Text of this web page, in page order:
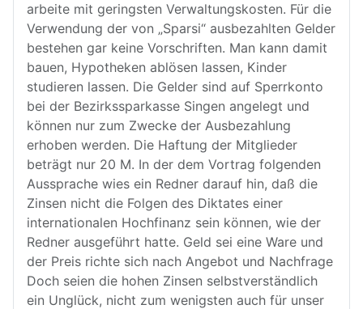
arbeite mit geringsten Verwaltungskosten. Für die
Verwendung der von „Sparsi“ ausbezahlten Gelder
bestehen gar keine Vorschriften. Man kann damit
bauen, Hypotheken ablösen lassen, Kinder
studieren lassen. Die Gelder sind auf Sperrkonto
bei der Bezirkssparkasse Singen angelegt und
können nur zum Zwecke der Ausbezahlung
erhoben werden. Die Haftung der Mitglieder
beträgt nur 20 M. In der dem Vortrag folgenden
Aussprache wies ein Redner darauf hin, daß die
Zinsen nicht die Folgen des Diktates einer
internationalen Hochfinanz sein können, wie der
Redner ausgeführt hatte. Geld sei eine Ware und
der Preis richte sich nach Angebot und Nachfrage
Doch seien die hohen Zinsen selbstverständlich
ein Unglück, nicht zum wenigsten auch für unser